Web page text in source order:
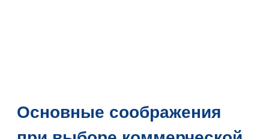
Основные соображения